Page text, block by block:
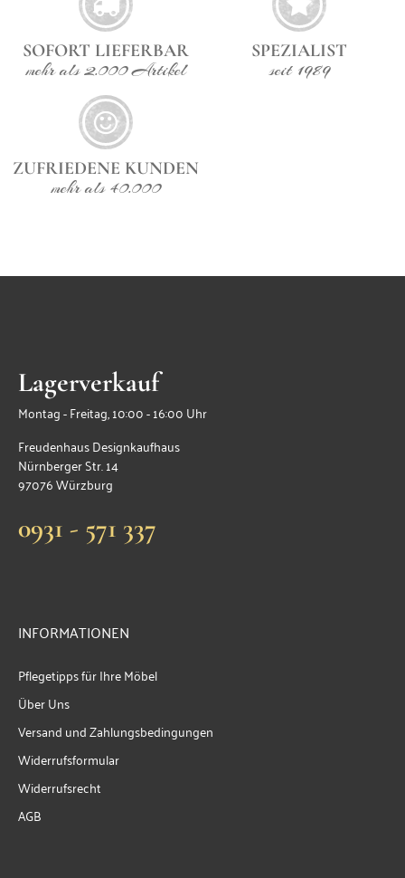
SOFORT LIEFERBAR
mehr als 2.000 Artikel
SPEZIALIST
seit 1989
ZUFRIEDENE KUNDEN
mehr als 40.000
Lagerverkauf
Montag - Freitag, 10:00 - 16:00 Uhr
Freudenhaus Designkaufhaus
Nürnberger Str. 14
97076 Würzburg
0931 - 571 337
INFORMATIONEN
Pflegetipps für Ihre Möbel
Über Uns
Versand und Zahlungsbedingungen
Widerrufsformular
Widerrufsrecht
AGB